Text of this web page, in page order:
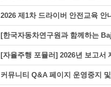
2026 제1차 드라이버 안전교육 안
[자율주행 포뮬러] 2026년 보고서
커뮤니티 Q&A 페이지 운영중지